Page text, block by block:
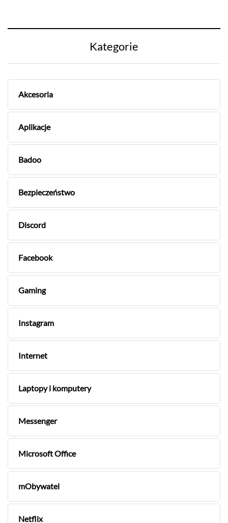
Kategorie
Akcesoria
Aplikacje
Badoo
Bezpieczeństwo
Discord
Facebook
Gaming
Instagram
Internet
Laptopy i komputery
Messenger
Microsoft Office
mObywatel
Netflix